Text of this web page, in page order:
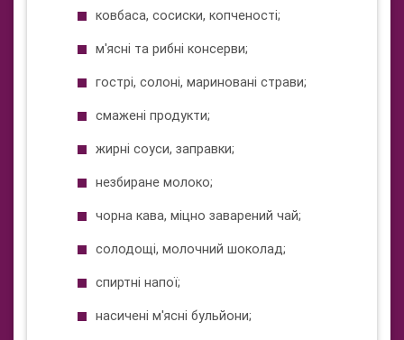
ковбаса, сосиски, копченості;
м'ясні та рибні консерви;
гострі, солоні, мариновані страви;
смажені продукти;
жирні соуси, заправки;
незбиране молоко;
чорна кава, міцно заварений чай;
солодощі, молочний шоколад;
спиртні напої;
насичені м'ясні бульйони;